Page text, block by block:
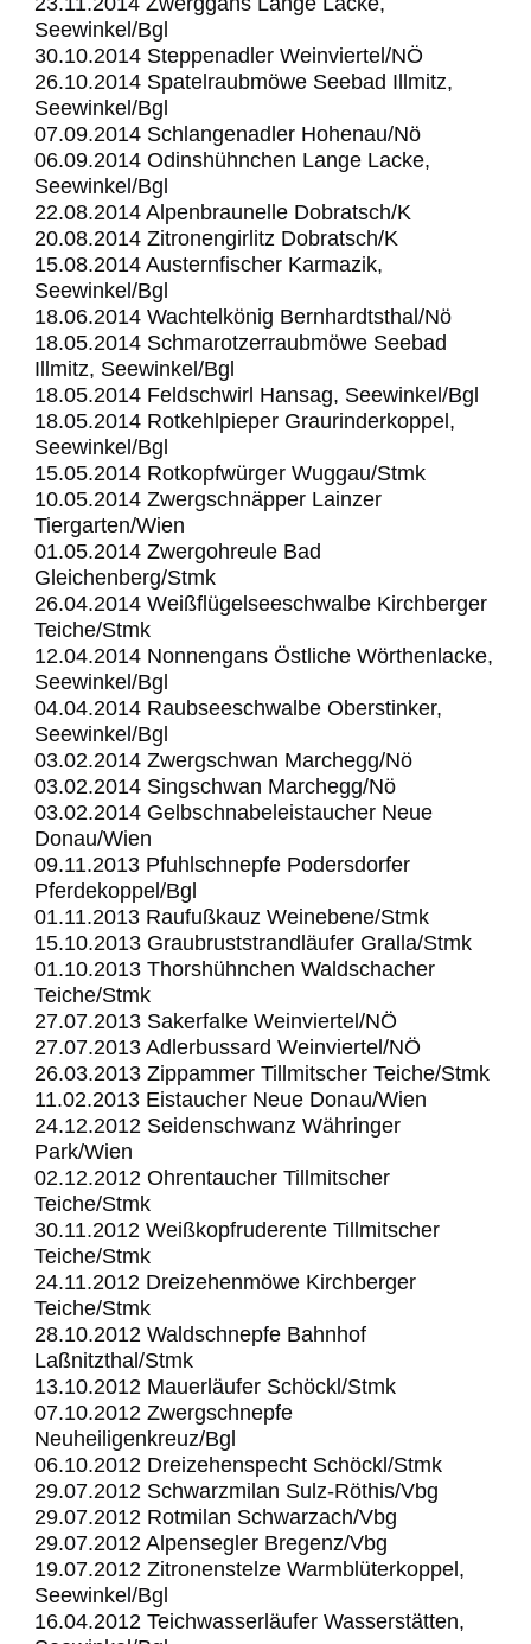
Seewinkel/Bgl
30.10.2014 Steppenadler Weinviertel/NÖ
26.10.2014 Spatelraubmöwe Seebad Illmitz,
Seewinkel/Bgl
07.09.2014 Schlangenadler Hohenau/Nö
06.09.2014 Odinshühnchen Lange Lacke,
Seewinkel/Bgl
22.08.2014 Alpenbraunelle Dobratsch/K
20.08.2014 Zitronengirlitz Dobratsch/K
15.08.2014 Austernfischer Karmazik,
Seewinkel/Bgl
18.06.2014 Wachtelkönig Bernhardtsthal/Nö
18.05.2014 Schmarotzerraubmöwe Seebad
Illmitz, Seewinkel/Bgl
18.05.2014 Feldschwirl Hansag, Seewinkel/Bgl
18.05.2014 Rotkehlpieper Graurinderkoppel,
Seewinkel/Bgl
15.05.2014 Rotkopfwürger Wuggau/Stmk
10.05.2014 Zwergschnäpper Lainzer
Tiergarten/Wien
01.05.2014 Zwergohreule Bad
Gleichenberg/Stmk
26.04.2014 Weißflügelseeschwalbe Kirchberger
Teiche/Stmk
12.04.2014 Nonnengans Östliche Wörthenlacke,
Seewinkel/Bgl
04.04.2014 Raubseeschwalbe Oberstinker,
Seewinkel/Bgl
03.02.2014 Zwergschwan Marchegg/Nö
03.02.2014 Singschwan Marchegg/Nö
03.02.2014 Gelbschnabeleistaucher Neue
Donau/Wien
09.11.2013 Pfuhlschnepfe Podersdorfer
Pferdekoppel/Bgl
01.11.2013 Raufußkauz Weinebene/Stmk
15.10.2013 Graubruststrandläufer Gralla/Stmk
01.10.2013 Thorshühnchen Waldschacher
Teiche/Stmk
27.07.2013 Sakerfalke Weinviertel/NÖ
27.07.2013 Adlerbussard Weinviertel/NÖ
26.03.2013 Zippammer Tillmitscher Teiche/Stmk
11.02.2013 Eistaucher Neue Donau/Wien
24.12.2012 Seidenschwanz Währinger
Park/Wien
02.12.2012 Ohrentaucher Tillmitscher
Teiche/Stmk
30.11.2012 Weißkopfruderente Tillmitscher
Teiche/Stmk
24.11.2012 Dreizehenmöwe Kirchberger
Teiche/Stmk
28.10.2012 Waldschnepfe Bahnhof
Laßnitzthal/Stmk
13.10.2012 Mauerläufer Schöckl/Stmk
07.10.2012 Zwergschnepfe
Neuheiligenkreuz/Bgl
06.10.2012 Dreizehenspecht Schöckl/Stmk
29.07.2012 Schwarzmilan Sulz-Röthis/Vbg
29.07.2012 Rotmilan Schwarzach/Vbg
29.07.2012 Alpensegler Bregenz/Vbg
19.07.2012 Zitronenstelze Warmblüterkoppel,
Seewinkel/Bgl
16.04.2012 Teichwasserläufer Wasserstätten,